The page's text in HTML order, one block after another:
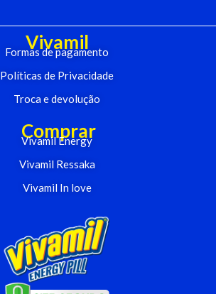
Vivamil
Formas de pagamento
Políticas de Privacidade
Troca e devolução
Comprar
Vivamil Energy
Vivamil Ressaka
Vivamil In love